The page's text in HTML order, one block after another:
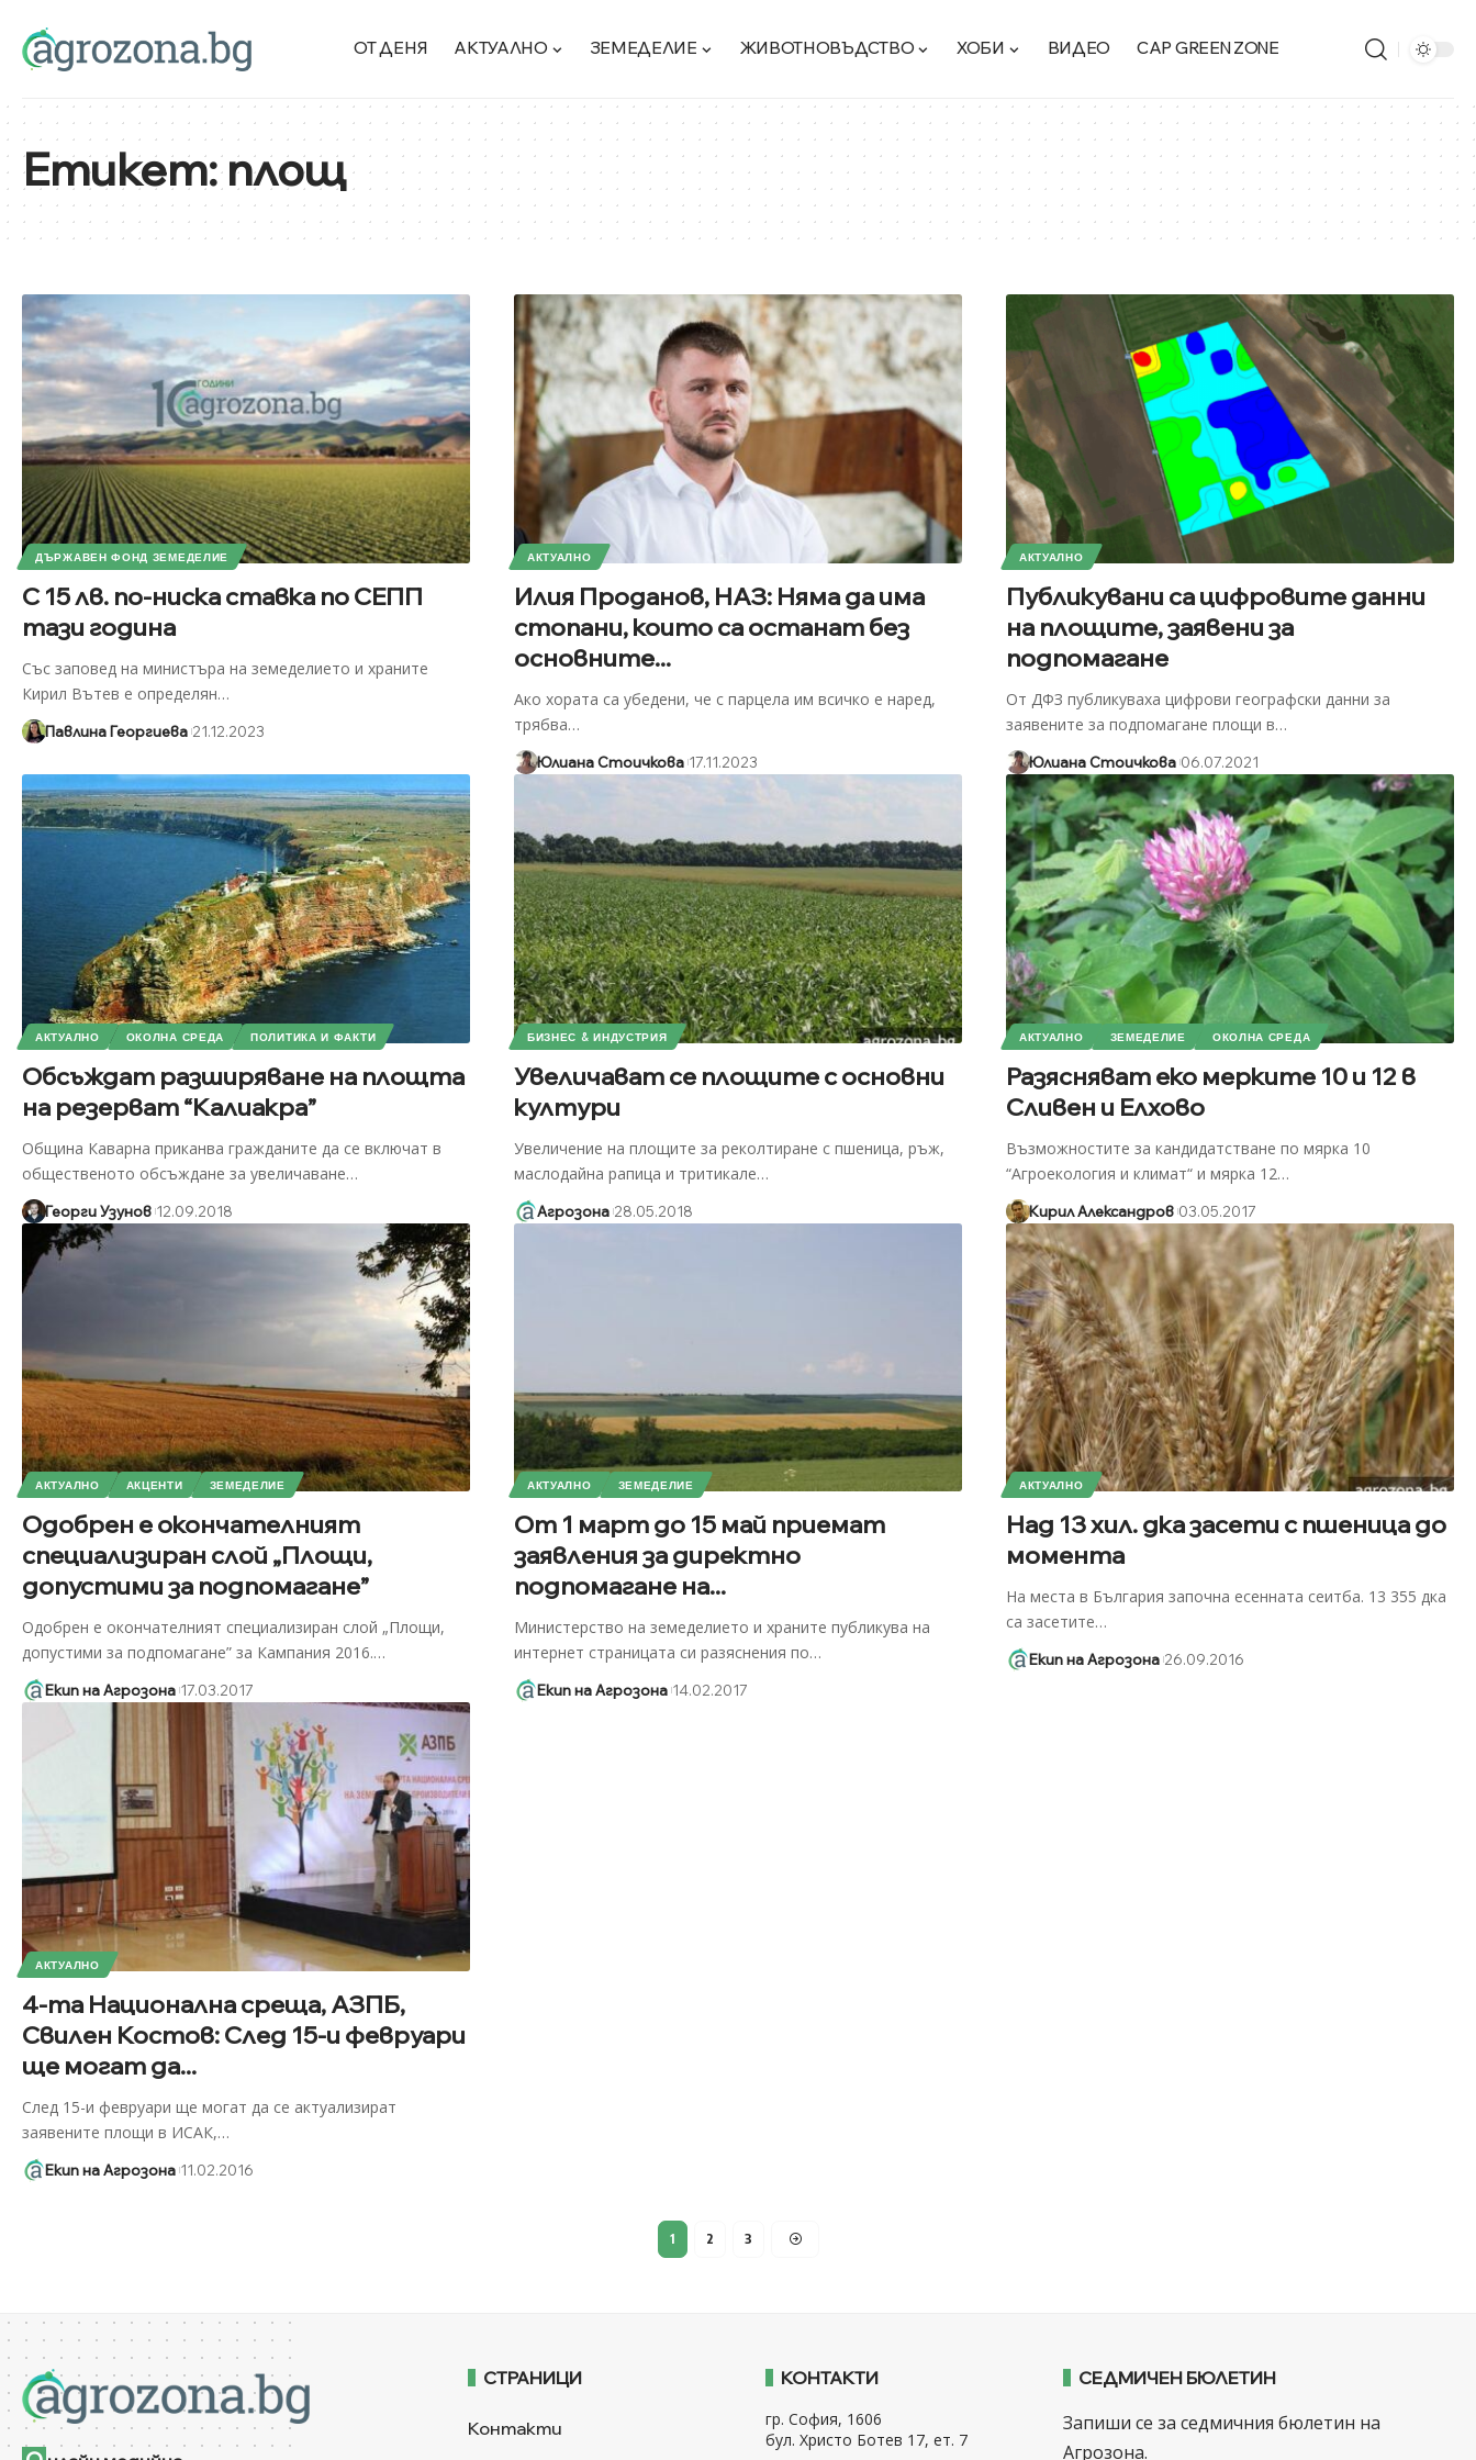
ОТ ДЕНЯ АКТУАЛНО ЗЕМЕДЕЛИЕ ЖИВОТНОВЪДСТВО ХОБИ ВИДЕО CAP GREEN ZONE
Етикет:площ
ДЪРЖАВЕН ФОНД ЗЕМЕДЕЛИЕ
С 15 лв. по-ниска ставка по СЕПП
тази година
Със заповед на министъра на земеделието и храните
Кирил Вътев е определян…
Павлина Георгиева 21.12.2023
АКТУАЛНО
Илия Проданов, НАЗ: Няма да има
стопани, които са останат без
основните...
Ако хората са убедени, че с парцела им всичко е наред,
трябва…
Юлиана Стоичкова 17.11.2023
АКТУАЛНО
Публикувани са цифровите данни
на площите, заявени за
подпомагане
От ДФЗ публикуваха цифрови географски данни за
заявените за подпомагане площи в…
Юлиана Стоичкова 06.07.2021
АКТУАЛНО ОКОЛНА СРЕДА ПОЛИТИКА И ФАКТИ
Обсъждат разширяване на площта
на резерват “Калиакра”
Община Каварна приканва гражданите да се включат в
общественото обсъждане за увеличаване…
Георги Узунов 12.09.2018
БИЗНЕС & ИНДУСТРИЯ
Увеличават се площите с основни
култури
Увеличение на площите за реколтиране с пшеница, ръж,
маслодайна рапица и тритикале…
Агрозона 28.05.2018
АКТУАЛНО ЗЕМЕДЕЛИЕ ОКОЛНА СРЕДА
Разясняват еко мерките 10 и 12 в
Сливен и Елхово
Възможностите за кандидатстване по мярка 10
“Агроекология и климат“ и мярка 12…
Кирил Александров 03.05.2017
АКТУАЛНО АКЦЕНТИ ЗЕМЕДЕЛИЕ
Одобрен е окончателният
специализиран слой „Площи,
допустими за подпомагане”
Одобрен е окончателният специализиран слой „Площи,
допустими за подпомагане” за Кампания 2016.…
Екип на Агрозона 17.03.2017
АКТУАЛНО ЗЕМЕДЕЛИЕ
От 1 март до 15 май приемат
заявления за директно
подпомагане на...
Министерство на земеделието и храните публикува на
интернет страницата си разяснения по…
Екип на Агрозона 14.02.2017
АКТУАЛНО
Над 13 хил. дка засети с пшеница до
момента
На места в България започна есенната сеитба. 13 355 дка
са засетите…
Екип на Агрозона 26.09.2016
АКТУАЛНО
4-та Национална среща, АЗПБ,
Свилен Костов: След 15-и февруари
ще могат да...
След 15-и февруари ще могат да се актуализират
заявените площи в ИСАК,…
Екип на Агрозона 11.02.2016
1 2 3
СТРАНИЦИ
Контакти
КОНТАКТИ
гр. София, 1606
бул. Христо Ботев 17, ет. 7
СЕДМИЧЕН БЮЛЕТИН
Запиши се за седмичния бюлетин на
Агрозона.